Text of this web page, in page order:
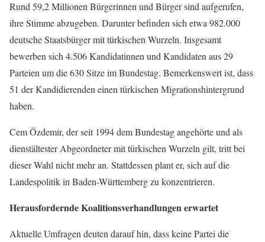
Rund 59,2 Millionen Bürgerinnen und Bürger sind aufgerufen,
ihre Stimme abzugeben. Darunter befinden sich etwa 982.000
deutsche Staatsbürger mit türkischen Wurzeln. Insgesamt
bewerben sich 4.506 Kandidatinnen und Kandidaten aus 29
Parteien um die 630 Sitze im Bundestag. Bemerkenswert ist, dass
51 der Kandidierenden einen türkischen Migrationshintergrund
haben.
Cem Özdemir, der seit 1994 dem Bundestag angehörte und als
dienstältester Abgeordneter mit türkischen Wurzeln gilt, tritt bei
dieser Wahl nicht mehr an. Stattdessen plant er, sich auf die
Landespolitik in Baden-Württemberg zu konzentrieren.
Herausfordernde Koalitionsverhandlungen erwartet
Aktuelle Umfragen deuten darauf hin, dass keine Partei die